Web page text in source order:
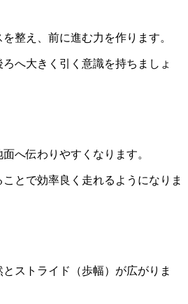
整え、前に進む力を作ります。
へ大きく引く意識を持ちましょ
へ伝わりやすくなります。
とで効率良く走れるようになりま
ストライド（歩幅）が広がりま